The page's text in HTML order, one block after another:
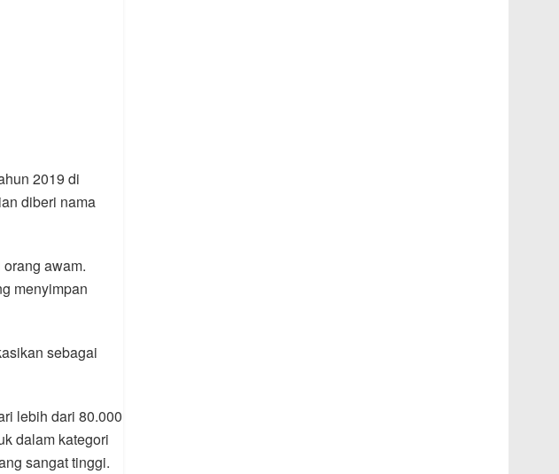
2019 di
diberi nama
awam.
menyimpan
sebagai
lebih dari 80.000
dalam kategori
sangat tinggi.